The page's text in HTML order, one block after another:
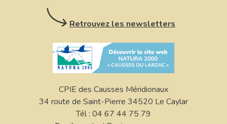
Retrouvez les newsletters
CPIE des Causses Méridionaux
34 route de Saint-Pierre 34520 Le Caylar
Tél : 04 67 44 75 79